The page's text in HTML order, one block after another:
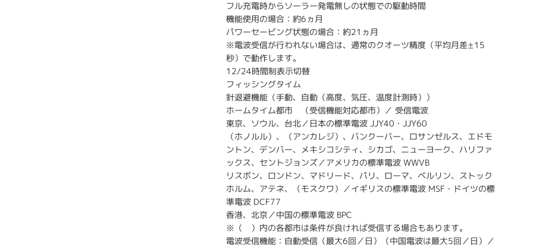
フル充電時からソーラー発電無しの状態での駆動時間
機能使用の場合：約6ヵ月
パワーセービング状態の場合：約21ヵ月
※電波受信が行われない場合は、通常のクオーツ精度（平均月差±15
秒）で動作します。
12/24時間制表示切替
フィッシングタイム
針退避機能（手動、自動（高度、気圧、温度計測時））
ホームタイム都市 （受信機能対応都市）／ 受信電波
東京、ソウル、台北／日本の標準電波 JJY40・JJY60
（ホノルル）、（アンカレジ）、バンクーバー、ロサンゼルス、エドモ
ントン、デンバー、メキシコシティ、シカゴ、ニューヨーク、ハリファ
ックス、セントジョンズ／アメリカの標準電波 WWVB
リスボン、ロンドン、マドリード、パリ、ローマ、ベルリン、ストック
ホルム、アテネ、（モスクワ）／イギリスの標準電波 MSF・ドイツの標
準電波 DCF77
香港、北京／中国の標準電波 BPC
※（ ）内の各都市は条件が良ければ受信する場合もあります。
電波受信機能：自動受信（最大6回／日）（中国電波は最大5回／日）／